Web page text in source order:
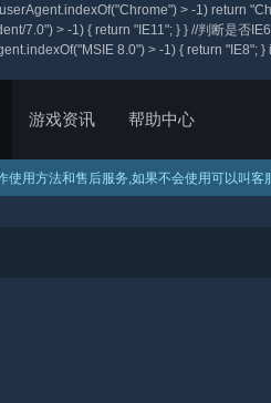
> -1) return
7.0") > -1) { return "IE11"; } } //判断是
8.0") > -1) { return
助
助
助
助助
游戏资讯 帮助中心
用方法和售后服务,如果不会使用可以叫客